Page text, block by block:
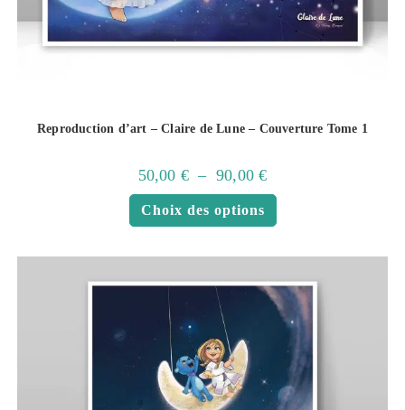
Reproduction d’art – Claire de Lune – Couverture Tome 1
50,00 € – 90,00€
Choix des options